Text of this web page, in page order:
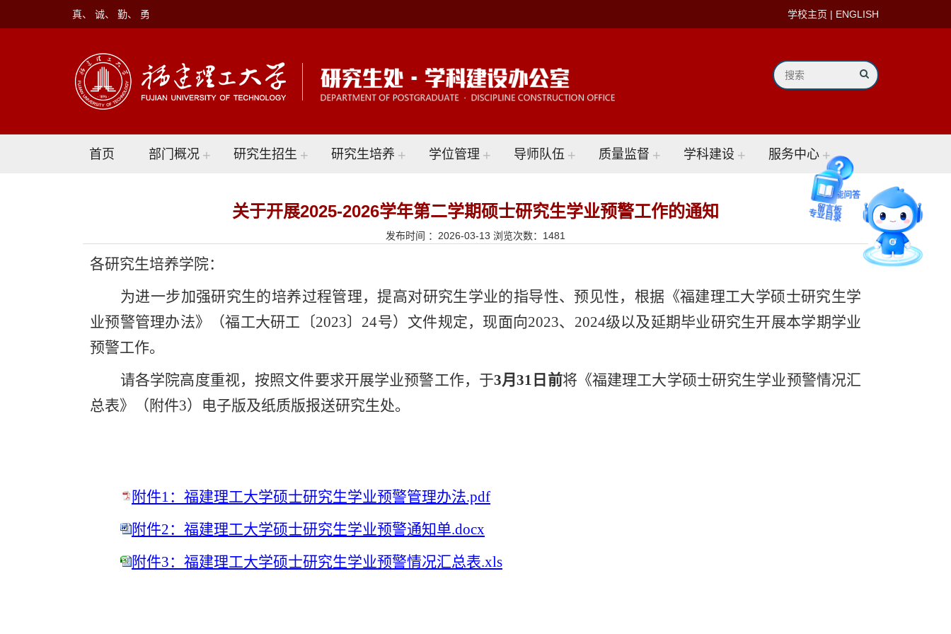
真、 诚、 勤、 勇 学校主页 | ENGLISH
首页 部门概况 + 研究生招生 + 研究生培养 + 学位管理 + 导师队伍 + 质量监督 + 学科建设 + 服务中心 +
关于开展2025-2026学年第二学期硕士研究生学业预警工作的通知
发布时间 ：2026-03-13 浏览次数： 1481
各研究生培养学院：
为进一步加强研究生的培养过程管理，提高对研究生学业的指导性、预见性，根据《福建理工大学硕士研究生学
业预警管理办法》（福工大研工〔2023〕 24号）文件规定，现面向2023、 2024级以及延期毕业研究生开展本学期学业
预警工作。
请各学院高度重视，按照文件要求开展学业预警工作，于3月31 日 前将《福建理工大学硕士研究生学业预警情况汇
总表》（附件3）电子版及纸质版报送研究生处。
附件1：福建理工大学硕士研究生学业预警管理办法.pdf
附件2：福建理工大学硕士研究生学业预警通知单.docx
附件3：福建理工大学硕士研究生学业预警情况汇总表.xls
智能问答